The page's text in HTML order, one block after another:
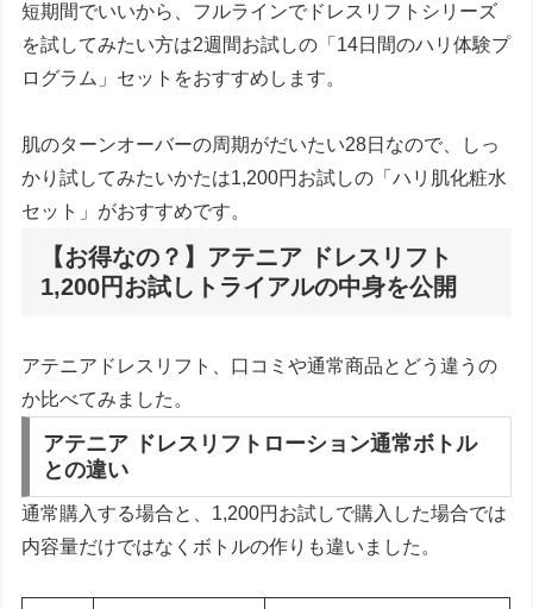
短期間でいいから、フルラインでドレスリフトシリーズ
を試してみたい方は2週間お試しの「14日間のハリ体験プ
ログラム」セットをおすすめします。
肌のターンオーバーの周期がだいたい28日なので、しっ
かり試してみたいかたは1,200円お試しの「ハリ肌化粧水
セット」がおすすめです。
【お得なの？】アテニア ドレスリフト
1,200円お試しトライアルの中身を公開
アテニアドレスリフト、口コミや通常商品とどう違うの
か比べてみました。
アテニア ドレスリフトローション通常ボトル
との違い
通常購入する場合と、1,200円お試しで購入した場合では
内容量だけではなくボトルの作りも違いました。